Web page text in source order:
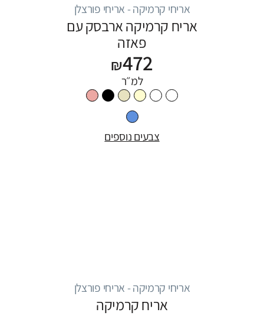
אריחי קרמיקה - אריחי פורצלן
אריח קרמיקה ארבסק עם
פאזה
₪472
למ״ר
צבעים נוספים
אריחי קרמיקה - אריחי פורצלן
אריח קרמיקה